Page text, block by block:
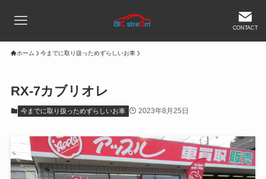
CONTACT
ホーム 今までに取り扱っためずらしいお車
RX-7カブリオレ
今までに取り扱っためずらしいお車 2023年8月25日